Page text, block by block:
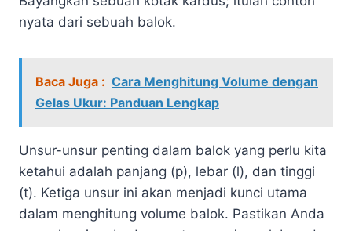
nyata dari sebuah balok.
Baca Juga : Cara Menghitung Volume dengan
Gelas Ukur: Panduan Lengkap
Unsur-unsur penting dalam balok yang perlu kita
ketahui adalah panjang (p), lebar (l), dan tinggi
(t). Ketiga unsur ini akan menjadi kunci utama
dalam menghitung volume balok. Pastikan Anda